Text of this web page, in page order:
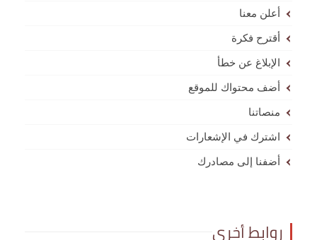
أعلن معنا
أقترح فكرة
الإبلاغ عن خطأ
أضف محتواك للموقع
منصاتنا
اشترك في الإشعارات
أضفنا إلى مصادرك
روابط أخرى